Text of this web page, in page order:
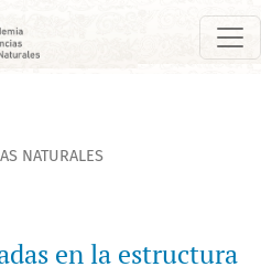
del zooplancton en
NATURALES
en la estructura